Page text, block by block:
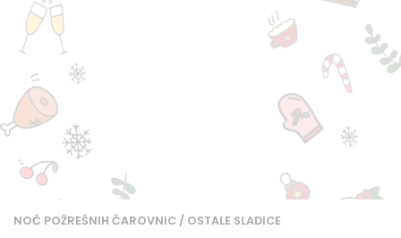
NOČ POŽREŠNIH ČAROVNIC / OSTALE SLADICE